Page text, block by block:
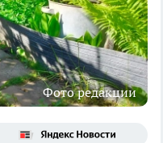
Фото редакции